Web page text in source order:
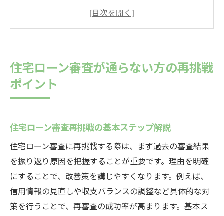
住宅ローン再申請で確認したい事前準備
住宅ローン再挑戦時に役立つ専門家の視点
住宅ローン審査否決時に相談できるサポート案
内
口
住宅ローンの再検討と相談サービスの選び
方
住宅ローン審査で悩んだら活用したい支援
策
住宅ローン不承認後の相談先選びのコツ
住宅ローン審査が通らない方の再挑戦
ポイント
住宅ローン審査再挑戦の基本ステップ解説
住宅ローン審査に再挑戦する際は、まず過去の審査結果
を振り返り原因を把握することが重要です。理由を明確
にすることで、改善策を講じやすくなります。例えば、
信用情報の見直しや収支バランスの調整など具体的な対
策を行うことで、再審査の成功率が高まります。基本ス